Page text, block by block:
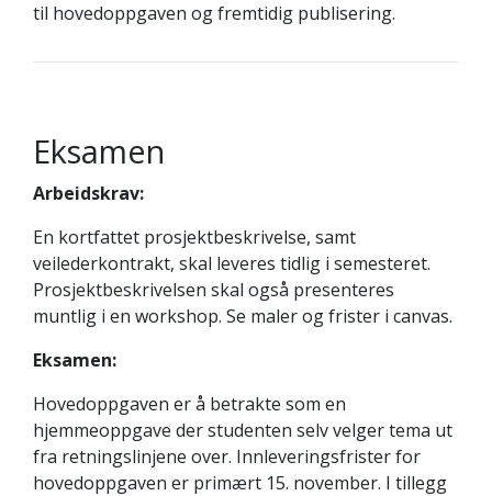
til hovedoppgaven og fremtidig publisering.
Eksamen
Arbeidskrav:
En kortfattet prosjektbeskrivelse, samt
veilederkontrakt, skal leveres tidlig i semesteret.
Prosjektbeskrivelsen skal også presenteres
muntlig i en workshop. Se maler og frister i canvas.
Eksamen:
Hovedoppgaven er å betrakte som en
hjemmeoppgave der studenten selv velger tema ut
fra retningslinjene over. Innleveringsfrister for
hovedoppgaven er primært 15. november. I tillegg